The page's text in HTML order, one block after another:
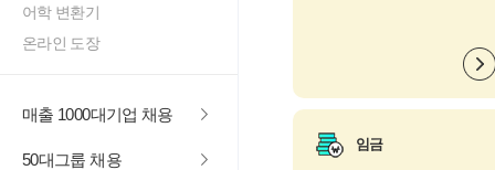
어학 변환기
온라인 도장
매출 1000대기업 채용
50대그룹 채용
임금